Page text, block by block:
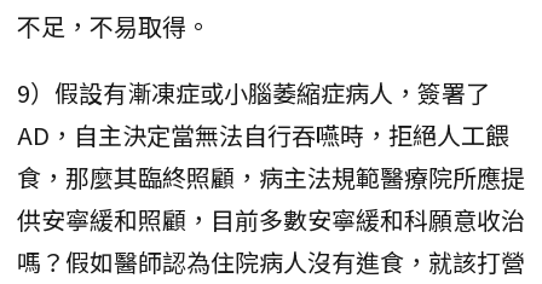
不足，不易取得。
9）假設有漸凍症或小腦萎縮症病人，簽署了
AD，自主決定當無法自行吞嚥時，拒絕人工餵
食，那麼其臨終照顧，病主法規範醫療院所應提
供安寧緩和照顧，目前多數安寧緩和科願意收治
嗎？假如醫師認為住院病人沒有進食，就該打營